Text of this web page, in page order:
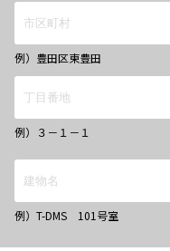
例）豊田区東豊田
例）３－１－１
例）T-DMS 101号室